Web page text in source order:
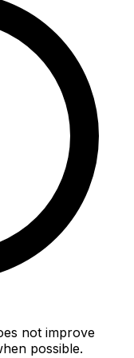
not improve
possible.